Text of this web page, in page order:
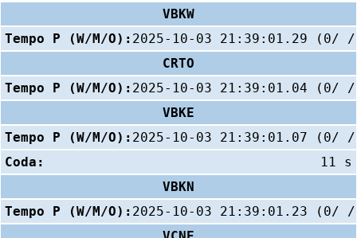
VBKW
Tempo P (W/M/O): 2025-10-03 21:39:01.29 (0/
CRTO
Tempo P (W/M/O): 2025-10-03 21:39:01.04 (0/
VBKE
Tempo P (W/M/O): 2025-10-03 21:39:01.07 (0/
Coda:
11 s
VBKN
Tempo P (W/M/O): 2025-10-03 21:39:01.23 (0/